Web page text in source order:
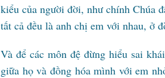
kiểu của người đời, như chính Chúa
tất cả đều là anh chị em với nhau, ở
Và để các môn đệ đừng hiểu sai
giữa họ và đồng hóa mình với em